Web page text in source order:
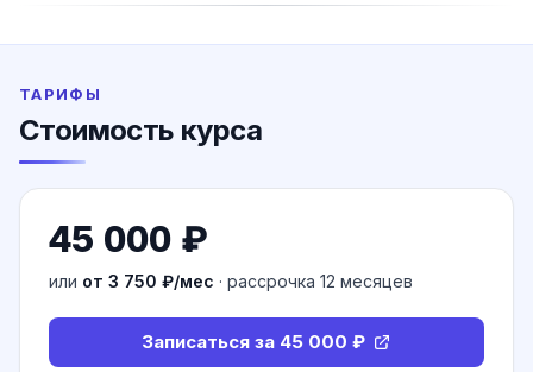
ТАРИФЫ
Стоимость курса
45 000 ₽
или от 3 750 ₽/мес · рассрочка 12 месяцев
Записаться за 45 000 ₽